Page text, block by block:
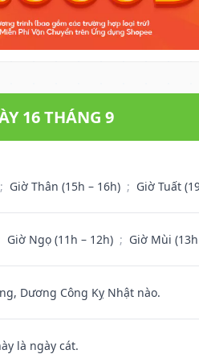
16 THÁNG 9
; Giờ Thân (15h – 16h) ; Giờ Tuất
Giờ Ngọ (11h – 12h) ; Giờ Mùi
Dương Công Kỵ Nhật nào.
là ngày cát.